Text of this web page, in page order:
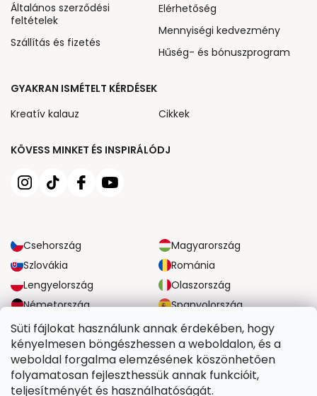
Süti fájlokat használunk annak érdekében, hogy
kényelmesen böngészhessen a weboldalon, és a
weboldal forgalma elemzésének köszönhetően
folyamatosan fejleszthessük annak funkcióit,
teljesítményét és használhatóságát.
KÖVESS MINKET ÉS INSPIRÁLÓDJ
Csehország
Magyarország
Szlovákia
Románia
Lengyelország
Olaszország
Németország
Spanyolország
Nagy-Britannia
Ausztria
Általános szerződési
feltételek
Szállítás és fizetés
Elérhetőség
Mennyiségi kedvezmény
Hűség- és bónuszprogram
GYAKRAN ISMÉTELT KÉRDÉSEK
Kreatív kalauz
Cikkek
MEGBÍZHATÓ SZÁLLÍTÁSI LEHETŐSÉGEK